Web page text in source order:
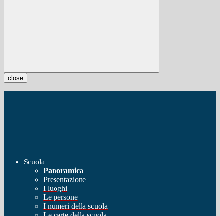
close
Scuola
Panoramica
Presentazione
I luoghi
Le persone
I numeri della scuola